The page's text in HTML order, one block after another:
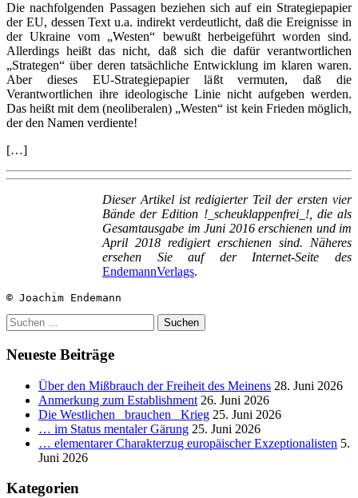
Die nachfolgenden Passagen beziehen sich auf ein Strategiepapier
der EU, dessen Text u.a. indirekt verdeutlicht, daß die Ereignisse in
der Ukraine vom „Westen“ bewußt herbeigeführt worden sind.
Allerdings heißt das nicht, daß sich die dafür verantwortlichen
„Strategen“ über deren tatsächliche Entwicklung im klaren waren.
Aber dieses EU-Strategiepapier läßt vermuten, daß die
Verantwortlichen ihre ideologische Linie nicht aufgeben werden.
Das heißt mit dem (neoliberalen) „Westen“ ist kein Frieden möglich,
der den Namen verdiente!
[…]
Dieser Artikel ist redigierter Teil der ersten vier
Bände der Edition !_scheuklappenfrei_!, die als
Gesamtausgabe im Juni 2016 erschienen und im
April 2018 redigiert erschienen sind. Näheres
ersehen Sie auf der
Internet-Seite des
EndemannVerlags.
© Joachim Endemann
Suchen
nach:
Neueste Beiträge
Über den Mißbrauch der Freiheit des Meinens 28. Juni 2026
Anmerkung zum Establishment 26. Juni 2026
Die Westlichen _brauchen_ Krieg 25. Juni 2026
… im Status mentaler Gärung 25. Juni 2026
… elementarer Charakterzug europäischer Exzeptionalisten 5.
Juni 2026
Kategorien